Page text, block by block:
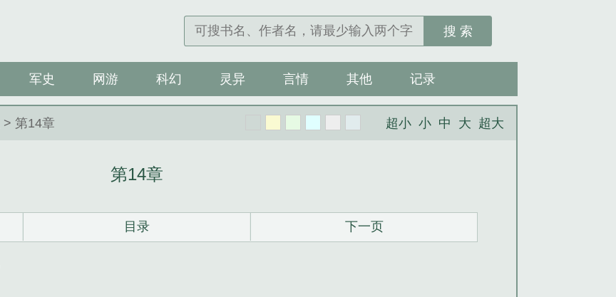
搜 索
军史 网游 科幻 灵异 言情 其他 记录
> 第14章 超小 小 中 大 超大
第14章
目录 下一页